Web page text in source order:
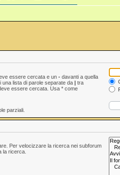
essere cercata e un - davanti a quella
lista di parole separate da | tra
essere cercata. Usa * come
parziali.
Per velocizzare la ricerca nei subforum
la ricerca.